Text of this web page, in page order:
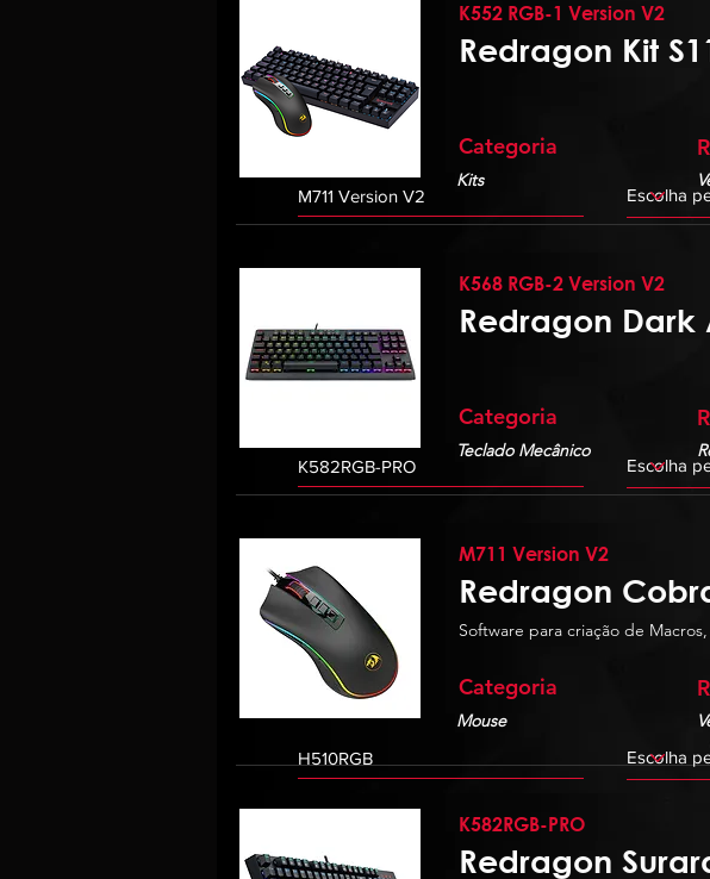
K552 RGB-1 Version V2
Redragon Kit
Categoria
Kits
K568 RGB-2 Version V2
Redragon Dark
Categoria
Teclado Mecânico
M711 Version V2
Redragon
Software para criação de
Categoria
Mouse
K582RGB-PRO
Redragon